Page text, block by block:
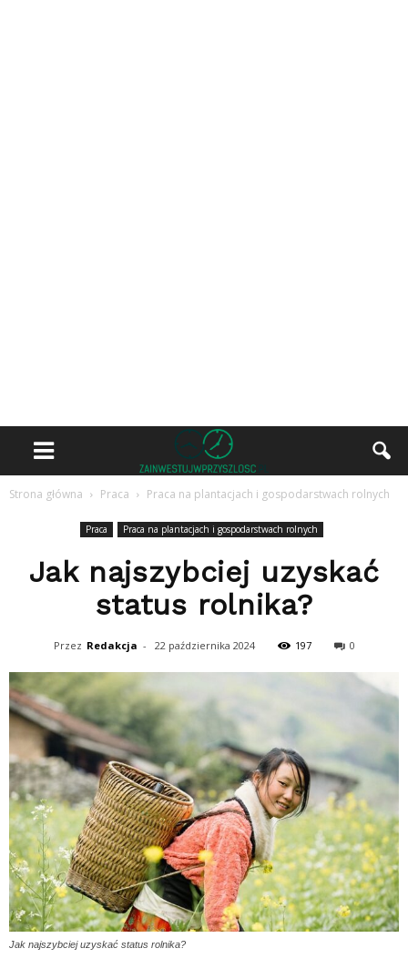
Strona główna Praca Praca na plantacjach i gospodarstwach rolnych
Praca Praca na plantacjach i gospodarstwach rolnych
Jak najszybciej uzyskać
status rolnika?
Przez Redakcja - 22 października 2024 197 0
Jak najszybciej uzyskać status rolnika?